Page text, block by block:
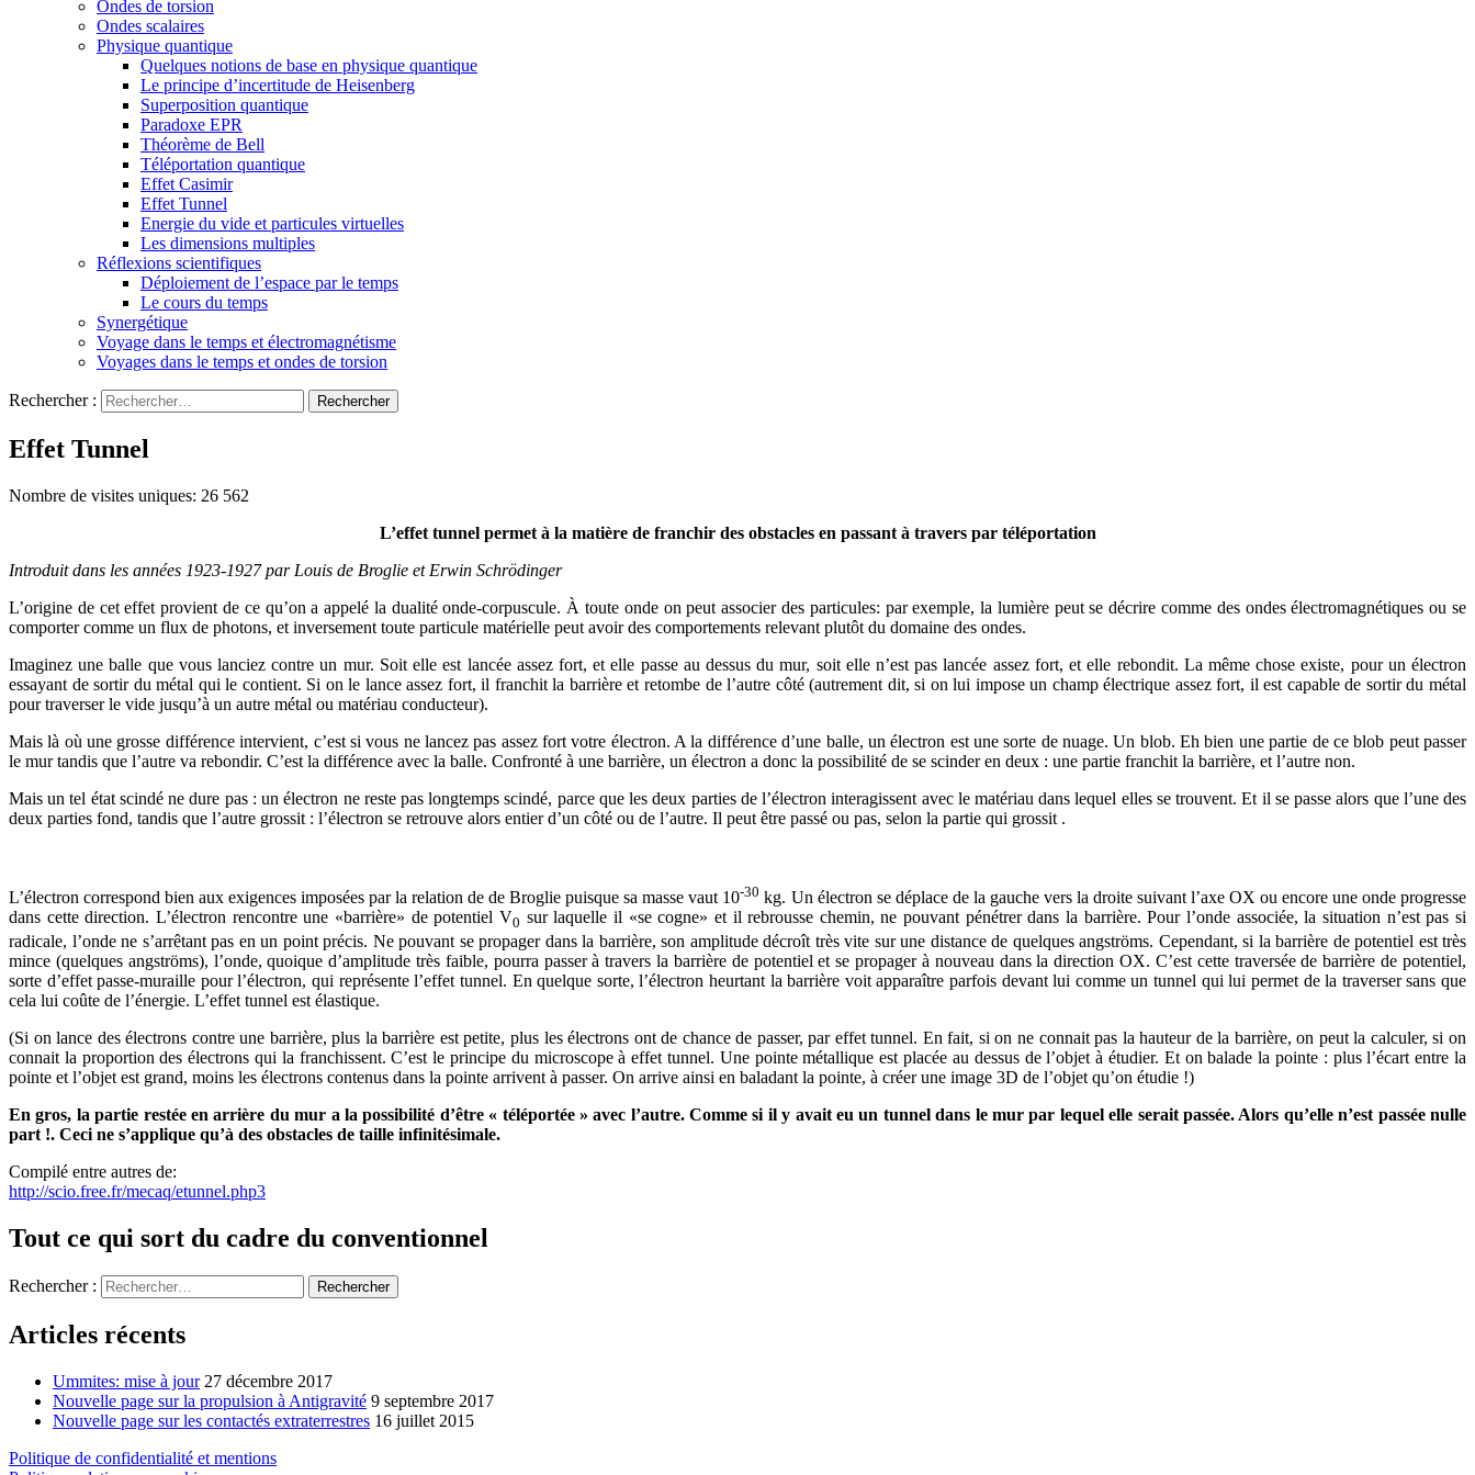
Ondes de torsion
Ondes scalaires
Physique quantique
Quelques notions de base en physique quantique
Le principe d’incertitude de Heisenberg
Superposition quantique
Paradoxe EPR
Théorème de Bell
Téléportation quantique
Effet Casimir
Effet Tunnel
Energie du vide et particules virtuelles
Les dimensions multiples
Réflexions scientifiques
Déploiement de l’espace par le temps
Le cours du temps
Synergétique
Voyage dans le temps et électromagnétisme
Voyages dans le temps et ondes de torsion
Rechercher :
Effet Tunnel
Nombre de visites uniques: 26 562
L’effet tunnel permet à la matière de franchir des obstacles en passant à travers par téléportation
Introduit dans les années 1923-1927 par Louis de Broglie et Erwin Schrödinger
L’origine de cet effet provient de ce qu’on a appelé la dualité onde-corpuscule. À toute onde on peut associer des particules: par exemple, la lumière peut se décrire comme des ondes électromagnétiques ou se
comporter comme un flux de photons, et inversement toute particule matérielle peut avoir des comportements relevant plutôt du domaine des ondes.
Imaginez une balle que vous lanciez contre un mur. Soit elle est lancée assez fort, et elle passe au dessus du mur, soit elle n’est pas lancée assez fort, et elle rebondit. La même chose existe, pour un électron
essayant de sortir du métal qui le contient. Si on le lance assez fort, il franchit la barrière et retombe de l’autre côté (autrement dit, si on lui impose un champ électrique assez fort, il est capable de sortir du métal
pour traverser le vide jusqu’à un autre métal ou matériau conducteur).
Mais là où une grosse différence intervient, c’est si vous ne lancez pas assez fort votre électron. A la différence d’une balle, un électron est une sorte de nuage. Un blob. Eh bien une partie de ce blob peut passer
le mur tandis que l’autre va rebondir. C’est la différence avec la balle. Confronté à une barrière, un électron a donc la possibilité de se scinder en deux : une partie franchit la barrière, et l’autre non.
Mais un tel état scindé ne dure pas : un électron ne reste pas longtemps scindé, parce que les deux parties de l’électron interagissent avec le matériau dans lequel elles se trouvent. Et il se passe alors que l’une des
deux parties fond, tandis que l’autre grossit : l’électron se retrouve alors entier d’un côté ou de l’autre. Il peut être passé ou pas, selon la partie qui grossit .
L’électron correspond bien aux exigences imposées par la relation de de Broglie puisque sa masse vaut 10-30 kg. Un électron se déplace de la gauche vers la droite suivant l’axe OX ou encore une onde progresse
dans cette direction. L’électron rencontre une «barrière» de potentiel V0 sur laquelle il «se cogne» et il rebrousse chemin, ne pouvant pénétrer dans la barrière. Pour l’onde associée, la situation n’est pas si
radicale, l’onde ne s’arrêtant pas en un point précis. Ne pouvant se propager dans la barrière, son amplitude décroît très vite sur une distance de quelques angströms. Cependant, si la barrière de potentiel est très
mince (quelques angströms), l’onde, quoique d’amplitude très faible, pourra passer à travers la barrière de potentiel et se propager à nouveau dans la direction OX. C’est cette traversée de barrière de potentiel,
sorte d’effet passe-muraille pour l’électron, qui représente l’effet tunnel. En quelque sorte, l’électron heurtant la barrière voit apparaître parfois devant lui comme un tunnel qui lui permet de la traverser sans que
cela lui coûte de l’énergie. L’effet tunnel est élastique.
(Si on lance des électrons contre une barrière, plus la barrière est petite, plus les électrons ont de chance de passer, par effet tunnel. En fait, si on ne connait pas la hauteur de la barrière, on peut la calculer, si on
connait la proportion des électrons qui la franchissent. C’est le principe du microscope à effet tunnel. Une pointe métallique est placée au dessus de l’objet à étudier. Et on balade la pointe : plus l’écart entre la
pointe et l’objet est grand, moins les électrons contenus dans la pointe arrivent à passer. On arrive ainsi en baladant la pointe, à créer une image 3D de l’objet qu’on étudie !)
En gros, la partie restée en arrière du mur a la possibilité d’être « téléportée » avec l’autre. Comme si il y avait eu un tunnel dans le mur par lequel elle serait passée. Alors qu’elle n’est passée nulle
part !. Ceci ne s’applique qu’à des obstacles de taille infinitésimale.
Compilé entre autres de:
http://scio.free.fr/mecaq/etunnel.php3
Tout ce qui sort du cadre du conventionnel
Rechercher :
Articles récents
Ummites: mise à jour 27 décembre 2017
Nouvelle page sur la propulsion à Antigravité 9 septembre 2017
Nouvelle page sur les contactés extraterrestres 16 juillet 2015
Politique de confidentialité et mentions